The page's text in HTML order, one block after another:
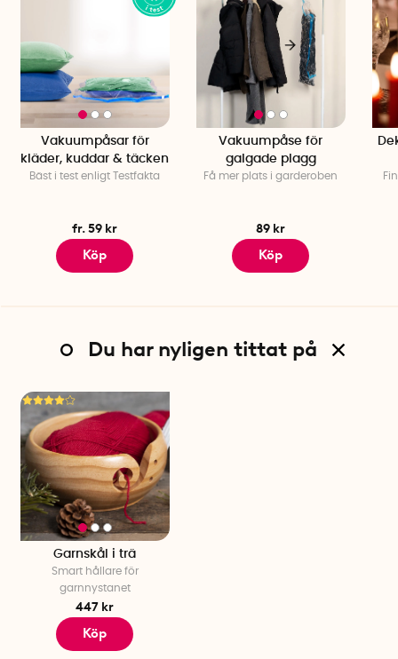
Vakuumpåsar för
kläder, kuddar & täcken
Bäst i test enligt Testfakta
fr. 59 kr
Köp
Vakuumpåse för
galgade plagg
Få mer plats i garderoben
89 kr
Köp
Du har nyligen tittat på
Garnskål i trä
Smart hållare för
garnnystanet
447 kr
Köp